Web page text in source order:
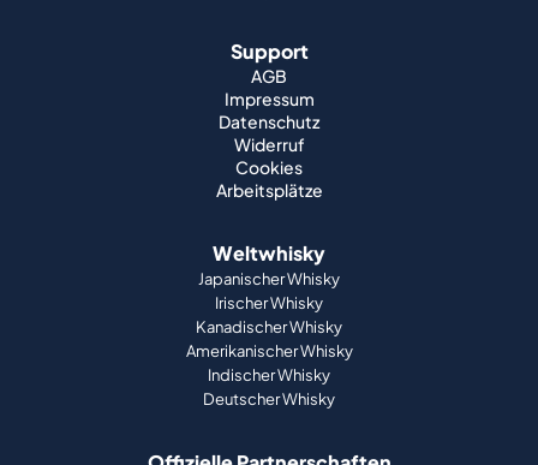
Support
AGB
Impressum
Datenschutz
Widerruf
Cookies
Arbeitsplätze
Weltwhisky
Japanischer Whisky
Irischer Whisky
Kanadischer Whisky
Amerikanischer Whisky
Indischer Whisky
Deutscher Whisky